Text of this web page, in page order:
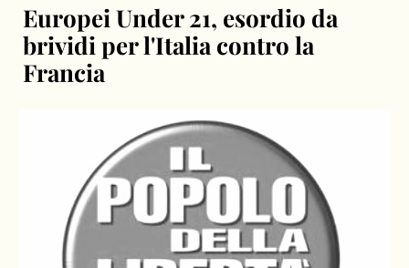
Europei Under 21, esordio da
brividi per l'Italia contro la
Francia